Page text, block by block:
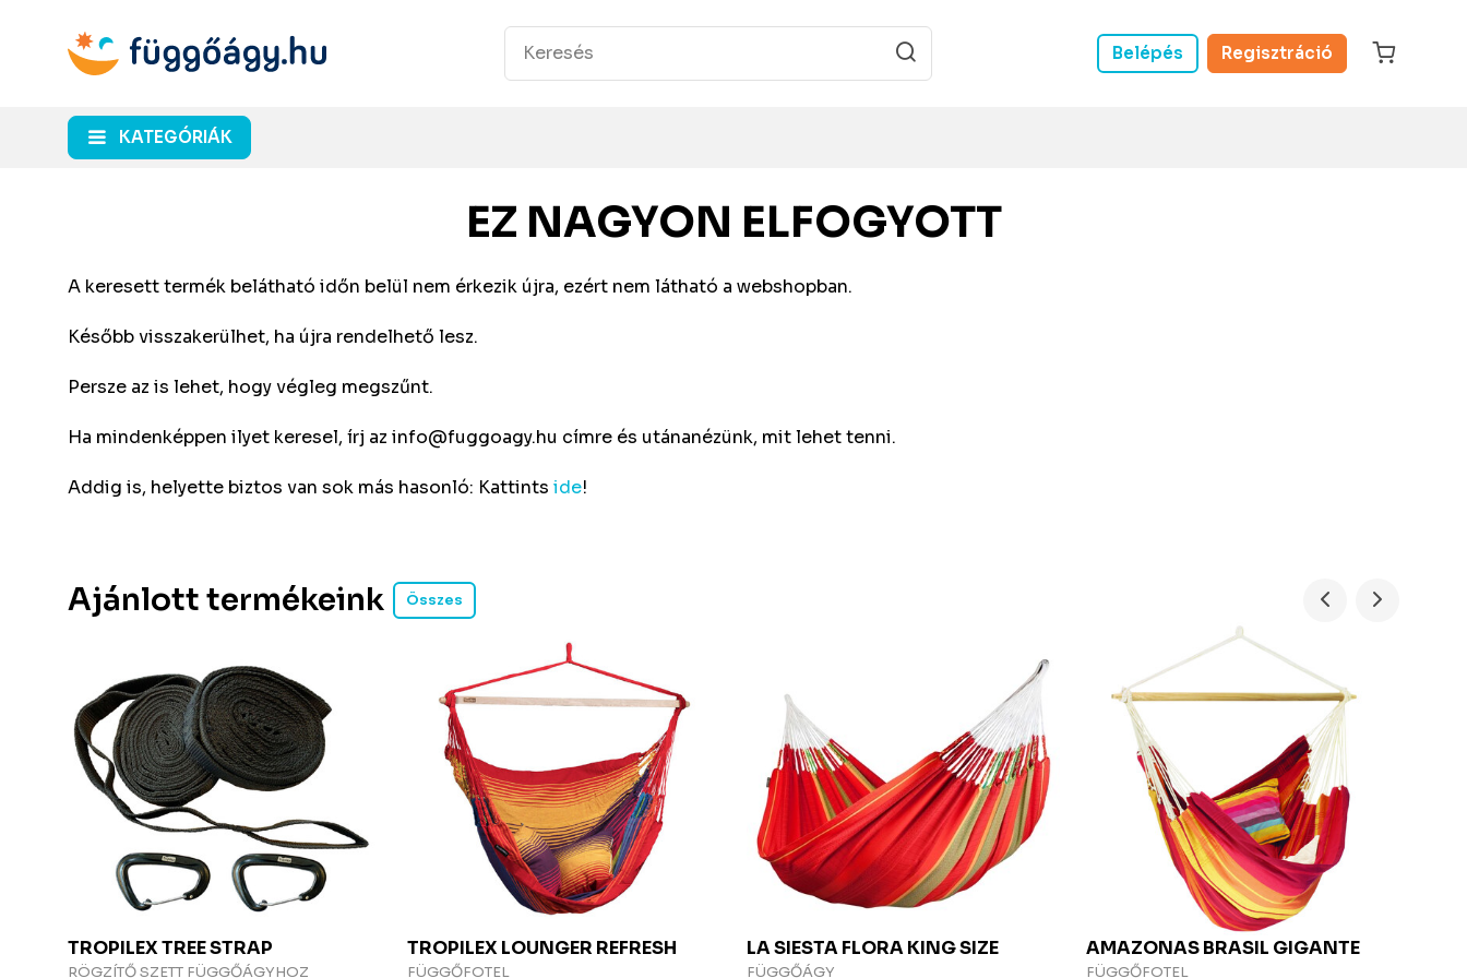
Belépés Regisztráció
KATEGÓRIÁK
EZ NAGYON ELFOGYOTT
A keresett termék belátható időn belül nem érkezik újra, ezért nem látható a webshopban.
Később visszakerülhet, ha újra rendelhető lesz.
Persze az is lehet, hogy végleg megszűnt.
Ha mindenképpen ilyet keresel, írj az info@fuggoagy.hu címre és utánanézünk, mit lehet tenni.
Addig is, helyette biztos van sok más hasonló: Kattints ide!
Ajánlott termékeink Összes
TROPILEXTREE STRAP
RÖGZÍTŐ SZETT FÜGGŐÁGYHOZ
TROPILEXLOUNGER REFRESH
FÜGGŐFOTEL
LA SIESTAFLORA KING SIZE
FÜGGŐÁGY
AMAZONASBRASIL GIGANTE
FÜGGŐFOTEL